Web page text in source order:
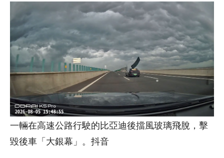
一輛在高速公路行駛的比亞迪後擋風玻璃飛脫，擊
毀後車「大銀幕」。抖音